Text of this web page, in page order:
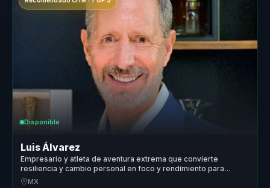
Disponible
Luis Álvarez
Empresario y atleta de aventura extrema que convierte
resiliencia y cambio personal en foco y rendimiento para
lideres y equipos.
MX